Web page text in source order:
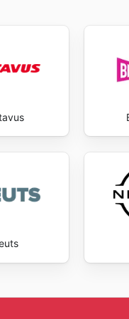
besparingen
aangezien
opties op de
dat ze kunnen
u de nieuwste
en direct te